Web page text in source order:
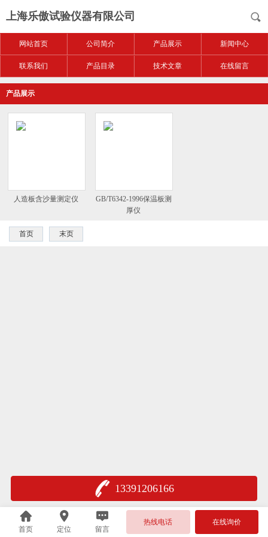
上海乐傲试验仪器有限公司
网站首页 公司简介 产品展示 新闻中心
联系我们 产品目录 技术文章 在线留言
产品展示
人造板含沙量测定仪
GB/T6342-1996保温板测
厚仪
首页 末页
13391206166
首页 定位 留言
热线电话 在线询价